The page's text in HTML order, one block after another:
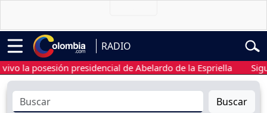
RADIO
posesión presidencial de Abelardo de la Espriella Sigue
Buscar